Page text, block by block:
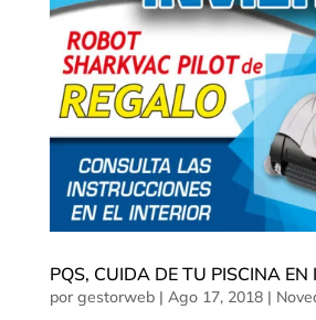
PQS, CUIDA DE TU PISCINA EN
por gestorweb| Ago 17, 2018|